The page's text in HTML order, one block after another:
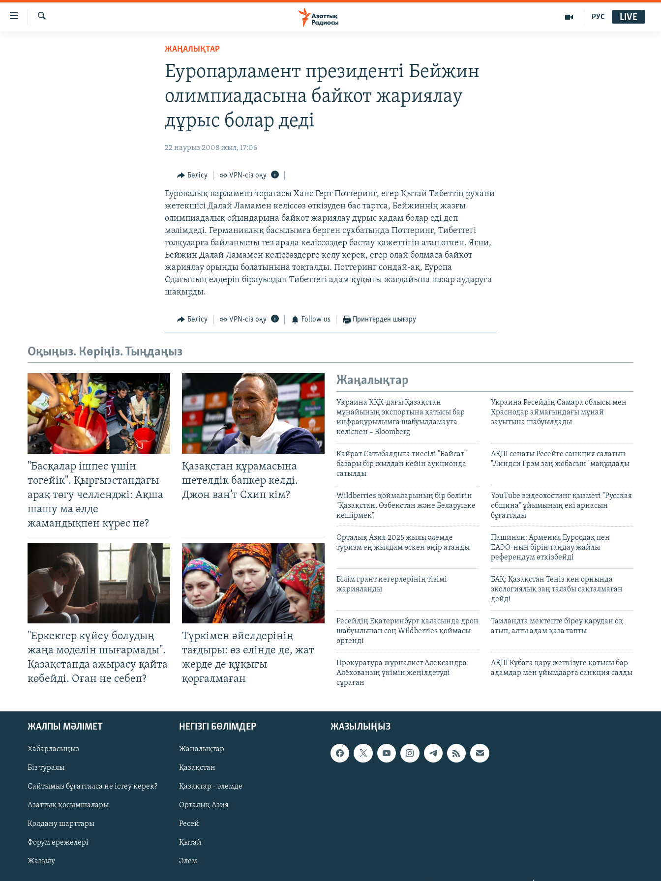
Accessibility
Русский
ЖАЗЫЛЫҢЫЗ
РУС LIVE
ЖАҢАЛЫҚТАР
Еуропарламент президенті Бейжин
олимпиадасына байкот жариялау
дұрыс болар деді
22 наурыз 2008 жыл, 17:06
Бөлісу VPN-сіз оқу
Еуропалық парламент төрағасы Ханс Герт Поттеринг, егер Қытай Тибеттің рухани
жетекшісі Далай Ламамен келіссөз өткізуден бас тартса, Бейжиннің жазғы
олимпиадалық ойындарына байкот жариялау дұрыс қадам болар еді деп
мәлімдеді. Германиялық басылымға берген сұхбатында Поттеринг, Тибеттегі
толқуларға байланысты тез арада келіссөздер бастау қажеттігін атап өткен. Яғни,
Бейжин Далай Ламамен келіссөздерге келу керек, егер олай болмаса байкот
жариялау орынды болатынына тоқталды. Поттеринг сондай-ақ, Еуропа
Одағының елдерін бірауыздан Тибеттегі адам құқығы жағдайына назар аударуға
шақырды.
Бөлісу VPN-сіз оқу Follow us Принтерден шығару
Оқыңыз. Көріңіз. Тыңдаңыз
"Басқалар ішпес үшін
төгейік". Қырғызстандағы
арақ төгу челленджі: Ақша
шашу ма әлде
жамандықпен күрес пе?
Қазақстан құрамасына
шетелдік бапкер келді.
Джон ван’т Схип кім?
"Еркектер күйеу болудың
жаңа моделін шығармады".
Қазақстанда ажырасу қайта
көбейді. Оған не себеп?
Түркімен әйелдерінің
тағдыры: өз елінде де, жат
жерде де құқығы
қорғалмаған
Жаңалықтар
Украина КҚК-дағы Қазақстан
мұнайының экспортына қатысы бар
инфрақұрылымға шабуылдамауға
келіскен – Bloomberg
Украина Ресейдің Самара облысы мен
Краснодар аймағындағы мұнай
зауытына шабуылдады
Қайрат Сатыбалдыға тиесілі "Байсат"
базары бір жылдан кейін аукционда
сатылды
АҚШ сенаты Ресейге санкция салатын
"Линдси Грэм заң жобасын" мақұлдады
Wildberries қоймаларының бір бөлігін
"Қазақстан, Өзбекстан және Беларуське
көшірмек"
YouTube видеохостинг қызметі "Русская
община" ұйымының екі арнасын
бұғаттады
Орталық Азия 2025 жылы әлемде
туризм ең жылдам өскен өңір атанды
Пашинян: Армения Еуроодақ пен
ЕАЭО-ның бірін таңдау жайлы
референдум өткізбейді
Білім грант иегерлерінің тізімі
жарияланды
БАҚ: Қазақстан Теңіз кен орнында
экологиялық заң талабы сақталмаған
дейді
Ресейдің Екатеринбург қаласында дрон
шабуылынан соң Wildberries қоймасы
өртенді
Таиландта мектепте біреу қарудан оқ
атып, алты адам қаза тапты
Прокуратура журналист Александра
Алёхованың үкімін жеңілдетуді
сұраған
АҚШ Кубаға қару жеткізуге қатысы бар
адамдар мен ұйымдарға санкция салды
ЖАЗЫЛЫҢЫЗ
ЖАЛПЫ МӘЛІМЕТ
Хабарласыңыз
Біз туралы
Сайтымыз бұғатталса не істеу керек?
Азаттық қосымшалары
Қолдану шарттары
Форум ережелері
Жазылу
НЕГІЗГІ БӨЛІМДЕР
Жаңалықтар
Қазақстан
Қазақтар - әлемде
Орталық Азия
Ресей
Қытай
Әлем